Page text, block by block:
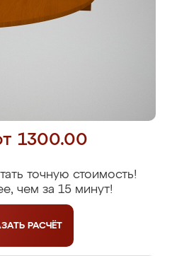
1300.00
точную стоимость!
чем за 15 минут!
РАСЧЁТ